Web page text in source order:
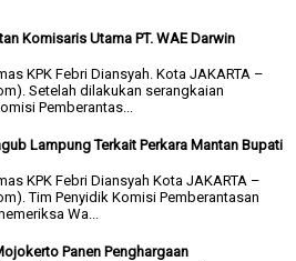
Komisaris Utama PT. WAE Darwin
KPK Febri Diansyah. Kota JAKARTA –
Setelah dilakukan serangkaian
Pemberantas...
Lampung Terkait Perkara Mantan Bupati
KPK Febri Diansyah Kota JAKARTA –
Tim Penyidik Komisi Pemberantasan
Wa...
Panen Penghargaan